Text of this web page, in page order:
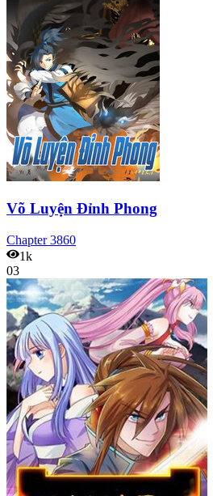
Võ Luyện Đỉnh Phong
Chapter3860
1k
03